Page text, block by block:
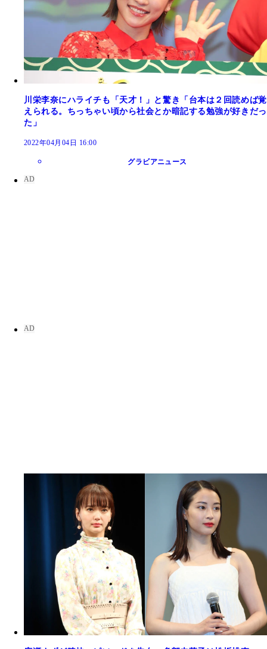
川栄李奈にハライチも「天才！」と驚き「台本は２回読めば覚
えられる。ちっちゃい頃から社会とか暗記する勉強が好きだっ
た」
2022年04月04日 16:00
グラビアニュース